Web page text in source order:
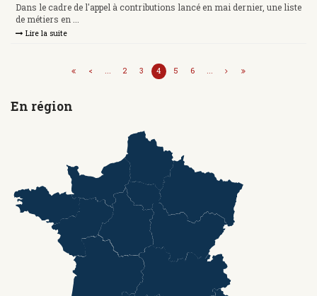
Dans le cadre de l'appel à contributions lancé en mai dernier, une liste
de métiers en ...
Lire la suite
< ... 2 3 4 5 6 ...
En région